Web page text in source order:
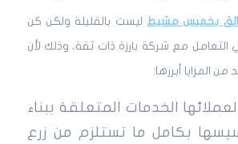
بخميس مشيط ليست بالقليلة ولكن كن
مع شركة بارزة ذات ثقة، وذلك لأن
المزايا أبرزها:
لعملائها الخدمات المتعلقة ببناء
بكامل ما تستلزم من زرع